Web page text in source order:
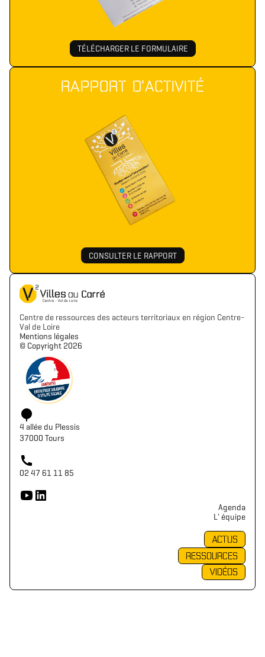
TÉLÉCHARGER LE FORMULAIRE
RAPPORT D'ACTIVITÉ
CONSULTER LE RAPPORT
Centre de ressources des acteurs territoriaux en région Centre-
Val de Loire
Mentions légales
©️ Copyright 2026
4 allée du Plessis
37000 Tours
02 47 61 11 85
Agenda
L' équipe
ACTUS
RESSOURCES
VIDÉOS